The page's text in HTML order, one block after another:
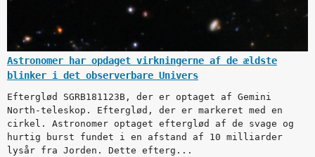
Astronomer har opdaget virkningerne af de ældste
blinker i det observerbare Univers
Efterglød SGRB181123B, der er optaget af Gemini
North-teleskop. Efterglød, der er markeret med en
cirkel. Astronomer optaget efterglød af de svage og
hurtig burst fundet i en afstand af 10 milliarder
lysår fra Jorden. Dette efterg...